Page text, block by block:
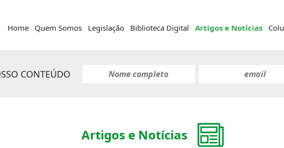
Home Quem Somos Legislação Biblioteca Digital Artigos e Notícias
CONTEÚDO
Artigos e Notícias